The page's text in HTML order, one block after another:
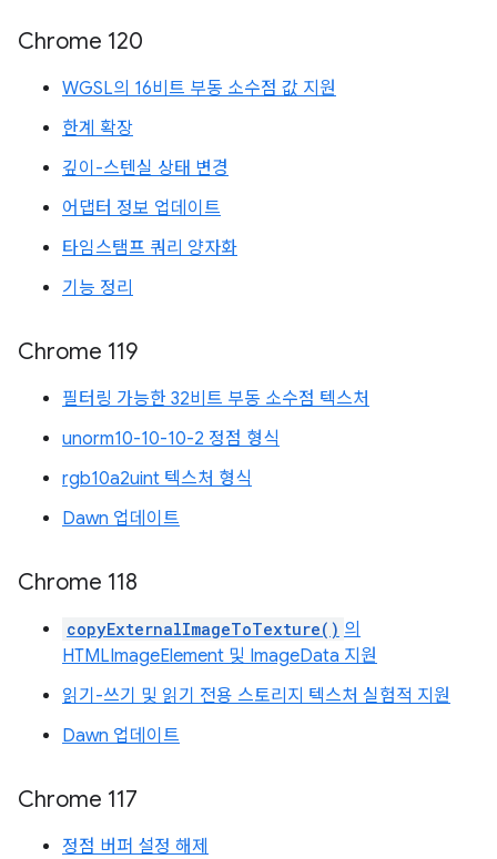
Chrome 120
WGSL의 16비트 부동 소수점 값 지원
한계 확장
깊이-스텐실 상태 변경
어댑터 정보 업데이트
타임스탬프 쿼리 양자화
기능 정리
Chrome 119
필터링 가능한 32비트 부동 소수점 텍스처
unorm10-10-10-2 정점 형식
rgb10a2uint 텍스처 형식
Dawn 업데이트
Chrome 118
copyExternalImageToTexture() 의
HTMLImageElement 및 ImageData 지원
읽기-쓰기 및 읽기 전용 스토리지 텍스처 실험적 지원
Dawn 업데이트
Chrome 117
정점 버퍼 설정 해제